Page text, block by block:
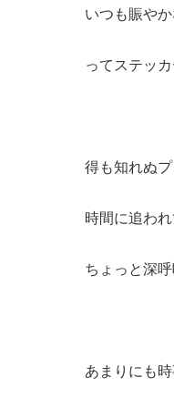
いつも賑やか
ってステッ
得も知れぬプ
時間に追わ
ちょっと深
あまりにも